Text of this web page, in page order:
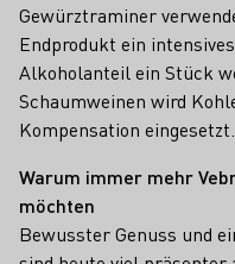
Gewürztraminer
Endprodukt ein
Alkoholanteil ein Stück
Schaumweinen wird
Kompensation eingesetzt.
Warum immer mehr
möchten
Bewusster Genuss und